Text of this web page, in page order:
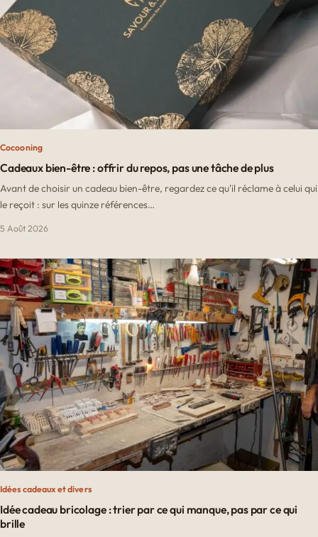
Cocooning
Cadeaux bien-être : offrir du repos, pas une tâche de plus
Avant de choisir un cadeau bien-être, regardez ce qu'il réclame à celui qui
le reçoit : sur les quinze références…
5 Août 2026
Idées cadeaux et divers
Idée cadeau bricolage : trier par ce qui manque, pas par ce qui
brille